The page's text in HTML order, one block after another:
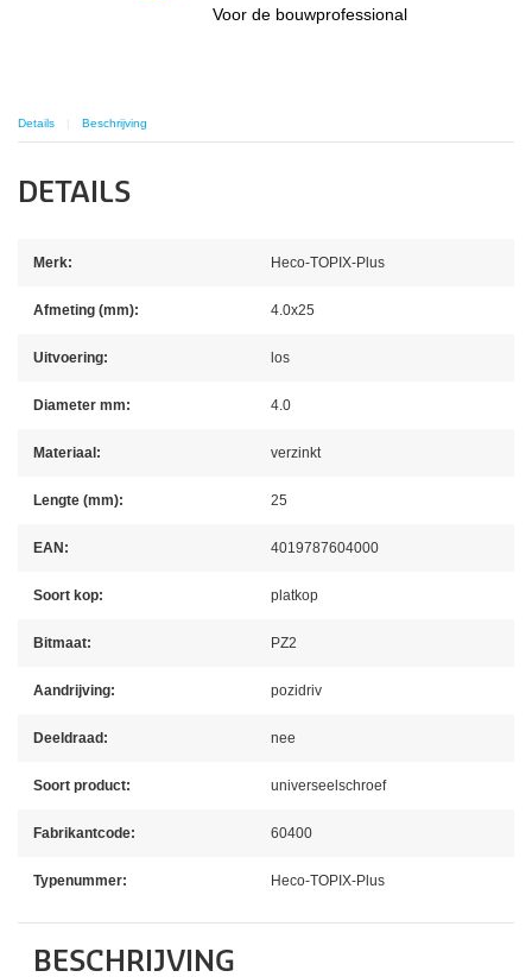
Voor de bouwprofessional
Details Beschrijving
DETAILS
Merk: Heco-TOPIX-Plus
Afmeting (mm): 4.0x25
Uitvoering: los
Diameter mm: 4.0
Materiaal: verzinkt
Lengte (mm): 25
EAN: 4019787604000
Soort kop: platkop
Bitmaat: PZ2
Aandrijving: pozidriv
Deeldraad: nee
Soort product: universeelschroef
Fabrikantcode: 60400
Typenummer: Heco-TOPIX-Plus
BESCHRIJVING